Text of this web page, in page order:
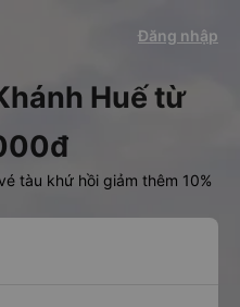
ngay!
viên độc
Mở app
máy bay qua
Mở app
Đăng nhập
Huế từ
tàu khứ hồi giảm thêm 10%